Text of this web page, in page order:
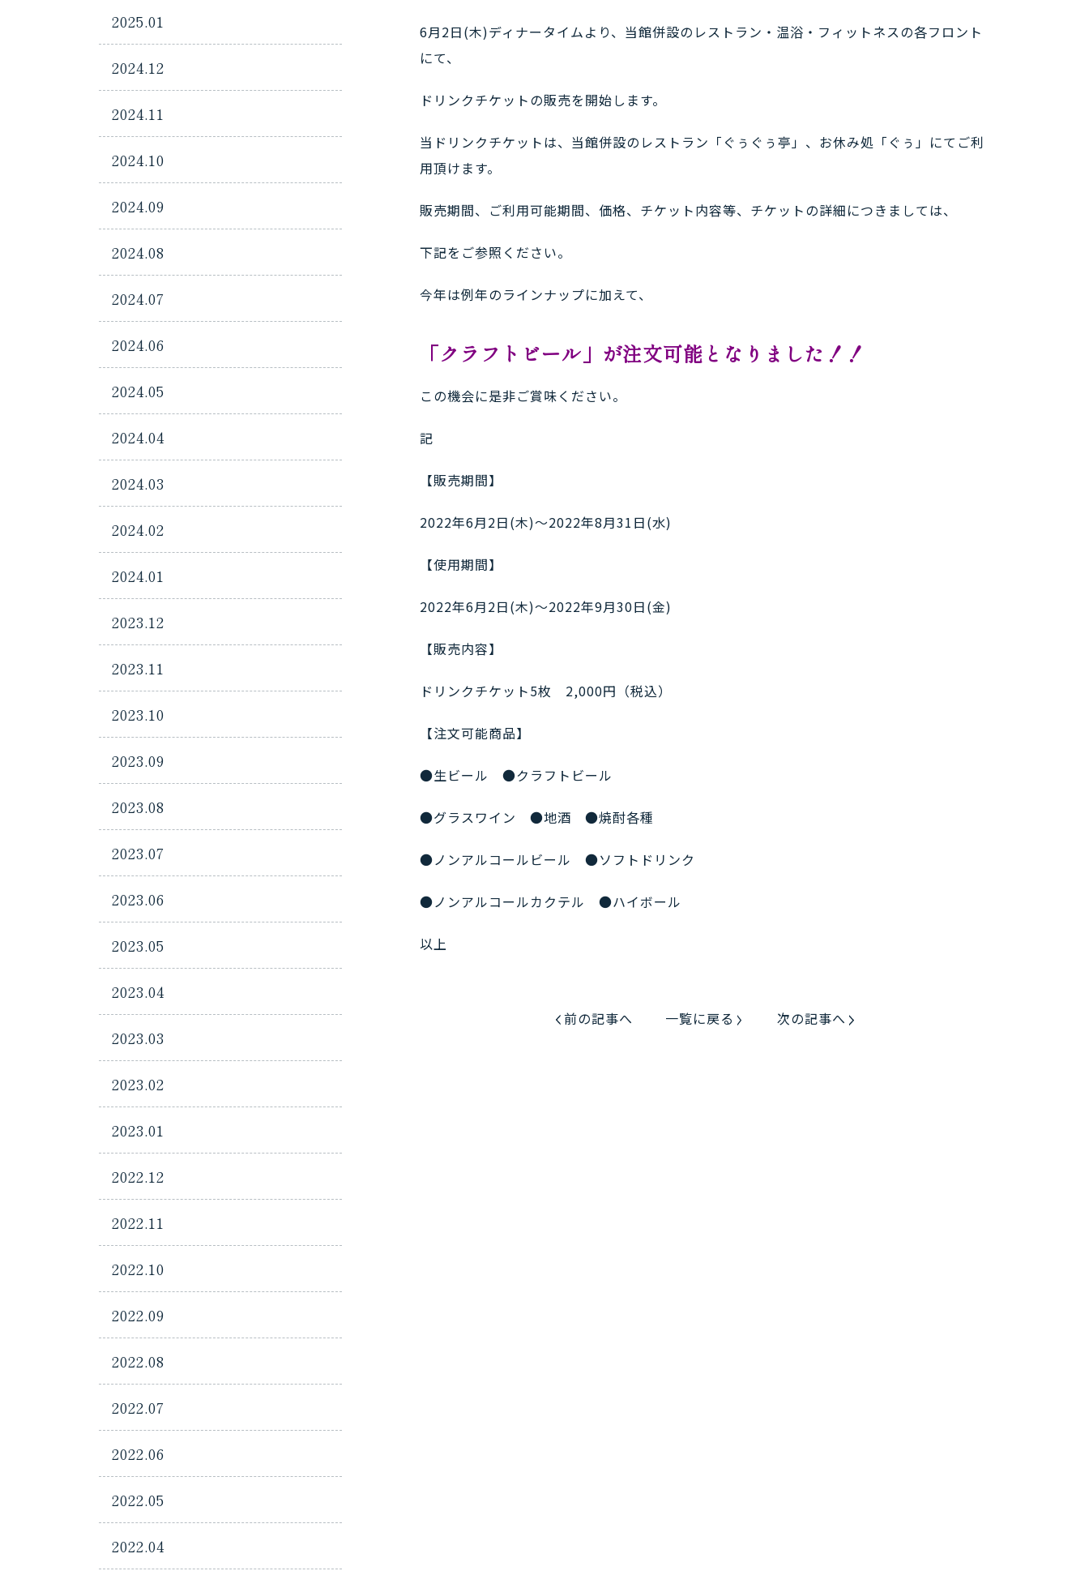
6月2日(木)ディナータイムより、当館併設のレストラン・温浴・フィットネスの各フロント
にて、
ドリンクチケットの販売を開始します。
当ドリンクチケットは、当館併設のレストラン「ぐぅぐぅ亭」、お休み処「ぐぅ」にてご利
用頂けます。
販売期間、ご利用可能期間、価格、チケット内容等、チケットの詳細につきましては、
下記をご参照ください。
今年は例年のラインナップに加えて、
「クラフトビール」が注文可能となりました！！
この機会に是非ご賞味ください。
記
【販売期間】
2022年6月2日(木)～2022年8月31日(水)
【使用期間】
2022年6月2日(木)～2022年9月30日(金)
【販売内容】
ドリンクチケット5枚 2,000円（税込）
【注文可能商品】
●生ビール ●クラフトビール
●グラスワイン ●地酒 ●焼酎各種
●ノンアルコールビール ●ソフトドリンク
●ノンアルコールカクテル ●ハイボール
以上
前の記事へ 一覧に戻る 次の記事へ
2025.01
2024.12
2024.11
2024.10
2024.09
2024.08
2024.07
2024.06
2024.05
2024.04
2024.03
2024.02
2024.01
2023.12
2023.11
2023.10
2023.09
2023.08
2023.07
2023.06
2023.05
2023.04
2023.03
2023.02
2023.01
2022.12
2022.11
2022.10
2022.09
2022.08
2022.07
2022.06
2022.05
2022.04